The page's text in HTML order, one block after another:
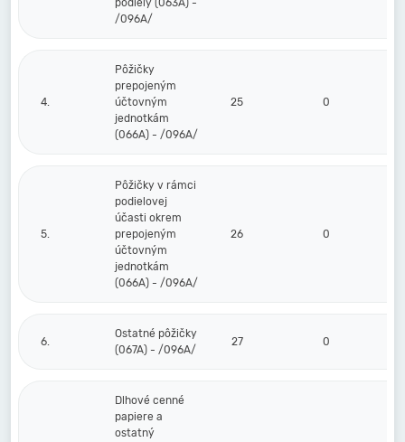
podiely (063A) -
/096A/
4.
Pôžičky
prepojeným
účtovným
jednotkám
(066A) - /096A/
25 0
5.
Pôžičky v rámci
podielovej
účasti okrem
prepojeným
účtovným
jednotkám
(066A) - /096A/
26 0
6.
Ostatné pôžičky
(067A) - /096A/
27 0
Dlhové cenné
papiere a
ostatný